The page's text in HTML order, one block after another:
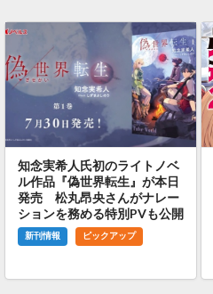
知念実希人氏初のライトノベ
ル作品『偽世界転生』が本日
発売 松丸昂央さんがナレー
ションを務める特別PVも公開
新刊情報 ピックアップ